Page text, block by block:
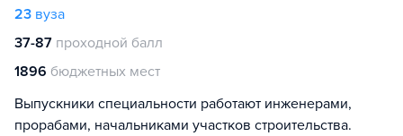
23 вуза
37-87 проходной балл
1896 бюджетных мест
Выпускники специальности работают инженерами,
прорабами, начальниками участков строительства.